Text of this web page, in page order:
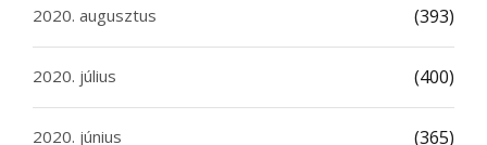
2020. augusztus (393)
2020. július (400)
2020. június (365)